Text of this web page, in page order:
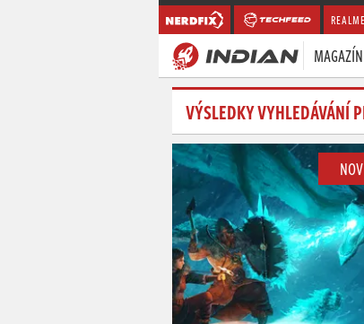
MAGAZÍN
VÝSLEDKY VYHLEDÁVÁNÍ